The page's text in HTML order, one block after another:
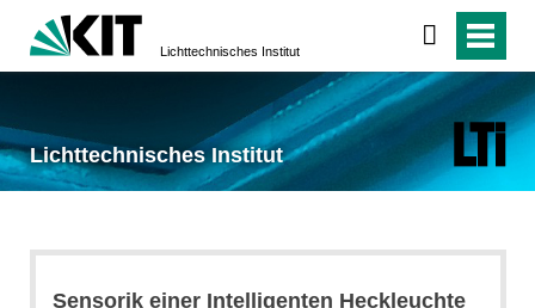
Lichttechnisches Institut
Lichttechnisches Institut
Sensorik einer Intelligenten Heckleuchte